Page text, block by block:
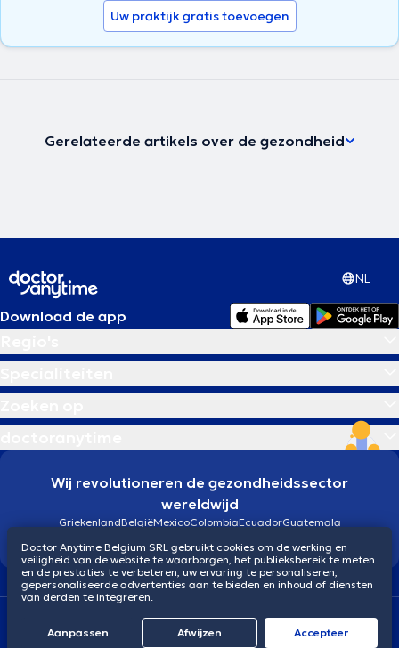
Uw praktijk gratis toevoegen
Gerelateerde artikels over de gezondheid
NL
Download de app
Wij revolutioneren de gezondheidssector
wereldwijd
GriekenlandBelgiëMexicoColombiaEcuadorGuatemala
Algemene voorwaardenCookiesPrivacybeleid
© 2026 doctoranytime
Doctor Anytime Belgium SRL gebruikt cookies om de werking en
veiligheid van de website te waarborgen, het publieksbereik te meten
en de prestaties te verbeteren, uw ervaring te personaliseren,
gepersonaliseerde advertenties aan te bieden en inhoud of diensten
van derden te integreren.
Aanpassen Afwijzen Αccepteer